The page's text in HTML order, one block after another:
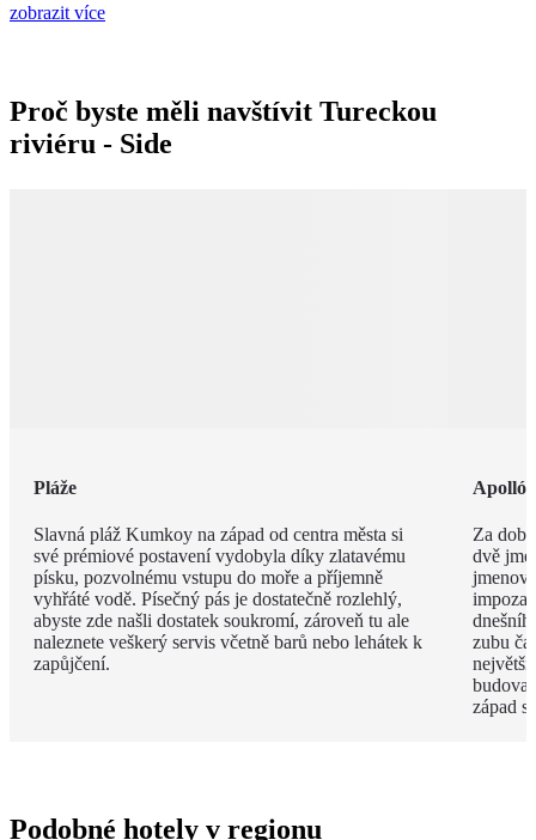
zobrazit více
Proč byste měli navštívit Tureckou
riviéru - Side
Pláže
Slavná pláž Kumkoy na západ od centra města si
své prémiové postavení vydobyla díky zlatavému
písku, pozvolnému vstupu do moře a příjemně
vyhřáté vodě. Písečný pás je dostatečně rozlehlý,
abyste zde našli dostatek soukromí, zároveň tu ale
naleznete veškerý servis včetně barů nebo lehátek k
zapůjčení.
Za dob
dvě
zubu
největší
budova
západ
Podobné hotely v regionu